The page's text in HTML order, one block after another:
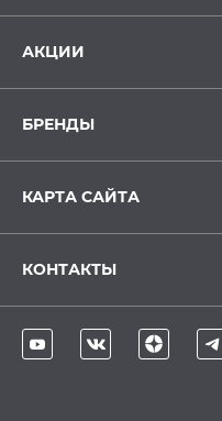
АКЦИИ
БРЕНДЫ
КАРТА САЙТА
КОНТАКТЫ